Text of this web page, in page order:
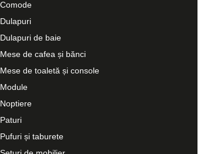
Comode
Dulapuri
Dulapuri de baie
Mese de cafea și bănci
Mese de toaletă și console
Module
Noptiere
Paturi
Pufuri și taburete